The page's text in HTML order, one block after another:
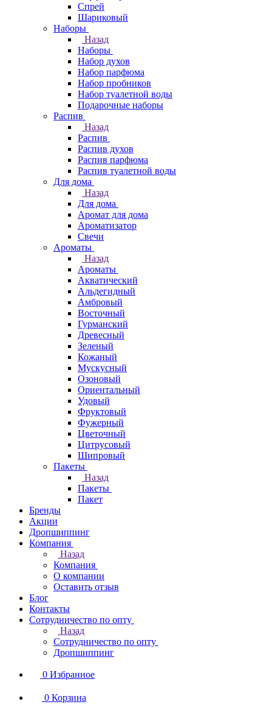
Спрей
Шариковый
Наборы
Назад
Наборы
Набор духов
Набор парфюма
Набор пробников
Набор туалетной воды
Подарочные наборы
Распив
Назад
Распив
Распив духов
Распив парфюма
Распив туалетной воды
Для дома
Назад
Для дома
Аромат для дома
Ароматизатор
Свечи
Ароматы
Назад
Ароматы
Акватический
Альдегидный
Амбровый
Восточный
Гурманский
Древесный
Зеленый
Кожаный
Мускусный
Озоновый
Ориентальный
Удовый
Фруктовый
Фужерный
Цветочный
Цитрусовый
Шипровый
Пакеты
Назад
Пакеты
Пакет
Бренды
Акции
Дропшиппинг
Компания
Назад
Компания
О компании
Оставить отзыв
Блог
Контакты
Сотрудничество по опту
Назад
Сотрудничество по опту
Дропшиппинг
0 Избранное
0 Корзина